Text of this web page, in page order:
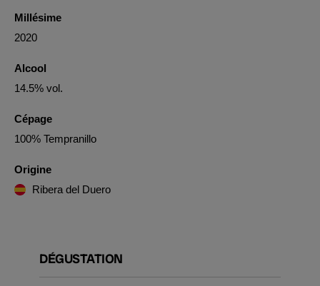
Millésime
2020
Alcool
14.5% vol.
Cépage
100% Tempranillo
Origine
Ribera del Duero
DÉGUSTATION